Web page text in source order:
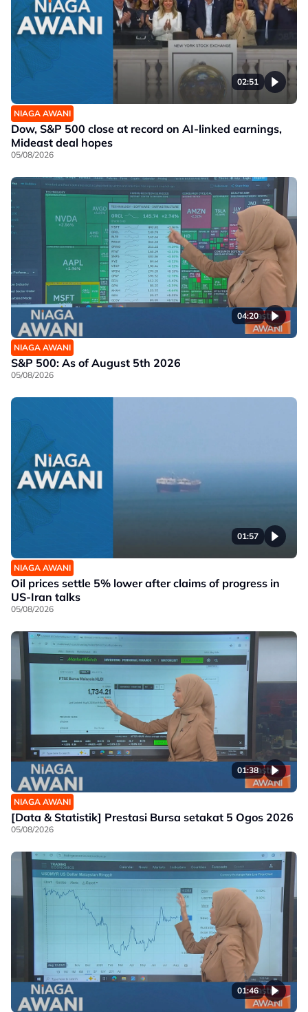
02:51
NIAGA AWANI
Dow, S&P 500 close at record on AI-linked earnings,
Mideast deal hopes
05/08/2026
04:20
NIAGA AWANI
S&P 500: As of August 5th 2026
05/08/2026
01:57
NIAGA AWANI
Oil prices settle 5% lower after claims of progress in
US-Iran talks
05/08/2026
01:38
NIAGA AWANI
[Data & Statistik] Prestasi Bursa setakat 5 Ogos 2026
05/08/2026
01:46